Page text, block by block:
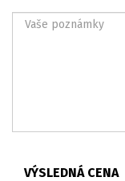
VÝSLEDNÁ CENA